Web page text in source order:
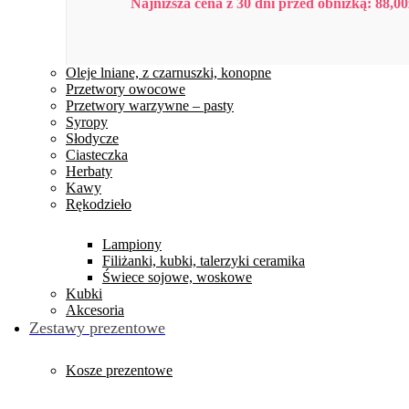
Oleje lniane, z czarnuszki, konopne
Przetwory owocowe
Przetwory warzywne – pasty
Syropy
Słodycze
Ciasteczka
Herbaty
Kawy
Rękodzieło
Lampiony
Filiżanki, kubki, talerzyki ceramika
Świece sojowe, woskowe
Kubki
Akcesoria
Zestawy prezentowe
Kosze prezentowe